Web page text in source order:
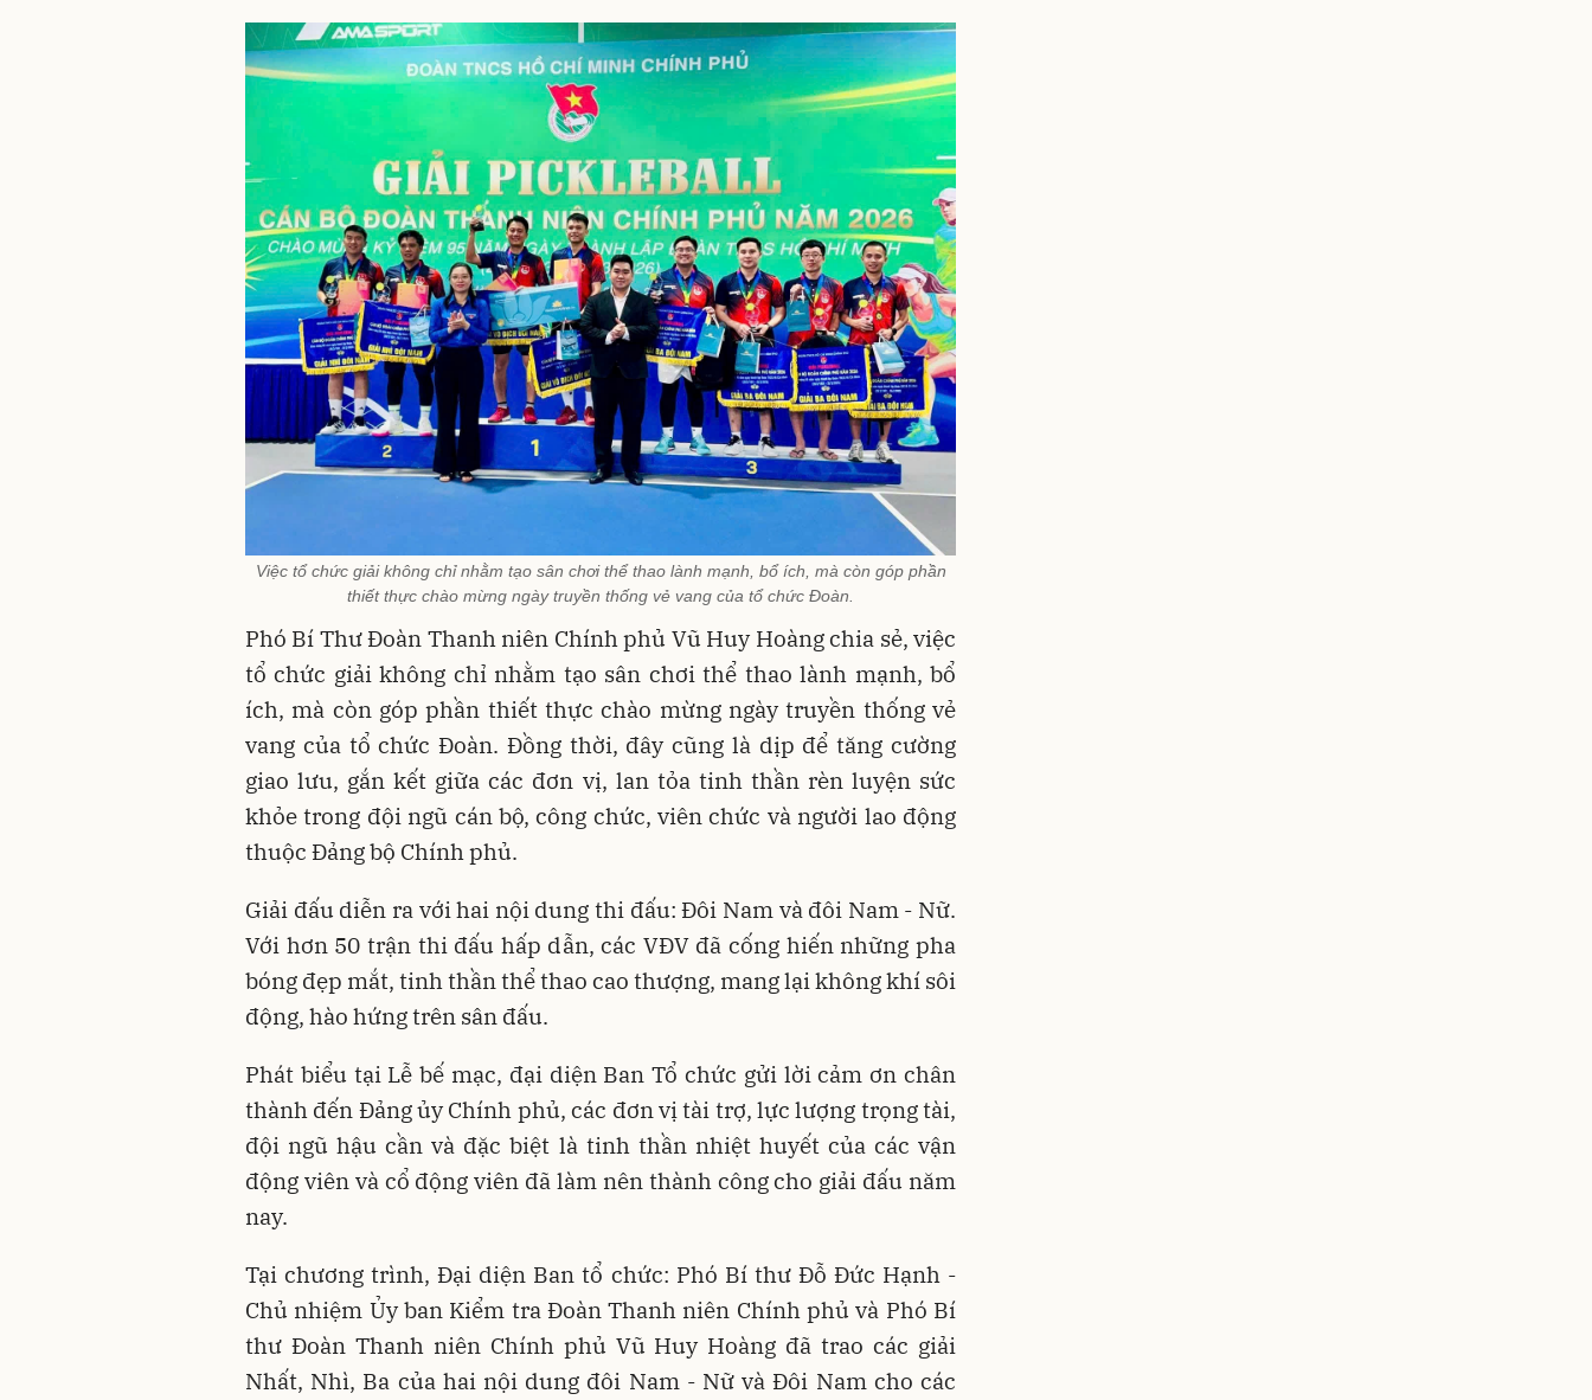
Việc tổ chức giải không chỉ nhằm tạo sân chơi thể thao lành mạnh, bổ ích, mà còn góp phần
thiết thực chào mừng ngày truyền thống vẻ vang của tổ chức Đoàn.
Phó Bí Thư Đoàn Thanh niên Chính phủ Vũ Huy Hoàng chia sẻ, việc
tổ chức giải không chỉ nhằm tạo sân chơi thể thao lành mạnh, bổ
ích, mà còn góp phần thiết thực chào mừng ngày truyền thống vẻ
vang của tổ chức Đoàn. Đồng thời, đây cũng là dịp để tăng cường
giao lưu, gắn kết giữa các đơn vị, lan tỏa tinh thần rèn luyện sức
khỏe trong đội ngũ cán bộ, công chức, viên chức và người lao động
thuộc Đảng bộ Chính phủ.
Giải đấu diễn ra với hai nội dung thi đấu: Đôi Nam và đôi Nam - Nữ.
Với hơn 50 trận thi đấu hấp dẫn, các VĐV đã cống hiến những pha
bóng đẹp mắt, tinh thần thể thao cao thượng, mang lại không khí sôi
động, hào hứng trên sân đấu.
Phát biểu tại Lễ bế mạc, đại diện Ban Tổ chức gửi lời cảm ơn chân
thành đến Đảng ủy Chính phủ, các đơn vị tài trợ, lực lượng trọng tài,
đội ngũ hậu cần và đặc biệt là tinh thần nhiệt huyết của các vận
động viên và cổ động viên đã làm nên thành công cho giải đấu năm
nay.
Tại chương trình, Đại diện Ban tổ chức: Phó Bí thư Đỗ Đức Hạnh -
Chủ nhiệm Ủy ban Kiểm tra Đoàn Thanh niên Chính phủ và Phó Bí
thư Đoàn Thanh niên Chính phủ Vũ Huy Hoàng đã trao các giải
Nhất, Nhì, Ba của hai nội dung đôi Nam - Nữ và Đôi Nam cho các